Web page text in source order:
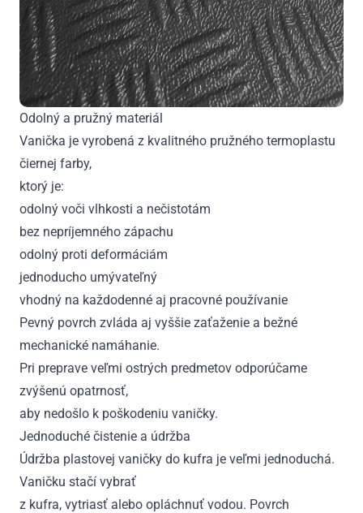
Odolný a pružný materiál
Vanička je vyrobená z kvalitného pružného termoplastu
čiernej farby,
ktorý je:
odolný voči vlhkosti a nečistotám
bez nepríjemného zápachu
odolný proti deformáciám
jednoducho umývateľný
vhodný na každodenné aj pracovné používanie
Pevný povrch zvláda aj vyššie zaťaženie a bežné
mechanické namáhanie.
Pri preprave veľmi ostrých predmetov odporúčame
zvýšenú opatrnosť,
aby nedošlo k poškodeniu vaničky.
Jednoduché čistenie a údržba
Údržba plastovej vaničky do kufra je veľmi jednoduchá.
Vaničku stačí vybrať
z kufra, vytriasť alebo opláchnuť vodou. Povrch